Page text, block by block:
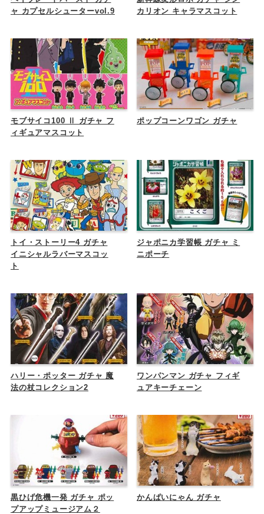
ャ カプセルシューターvol.9
カリオン キャラマスコット
モブサイコ100 Ⅱ ガチャ フ
ィギュアマスコット
ポップコーンワゴン ガチャ
トイ・ストーリー4 ガチャ
イニシャルラバーマスコッ
ト
ジャポニカ学習帳 ガチャ ミ
ニポーチ
ハリー・ポッター ガチャ 魔
法の杖コレクション2
ワンパンマン ガチャ フィギ
ュアキーチェーン
黒ひげ危機一発 ガチャ ポッ
プアップミュージアム２
かんぱいにゃん ガチャ